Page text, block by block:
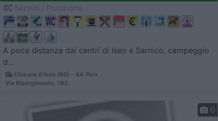
A poca distanza dai centri di Iseo e Sarnico, campeggio
d...
Clusane d'Iseo (BS) - 44.7km
Via Risorgimento, 162
0